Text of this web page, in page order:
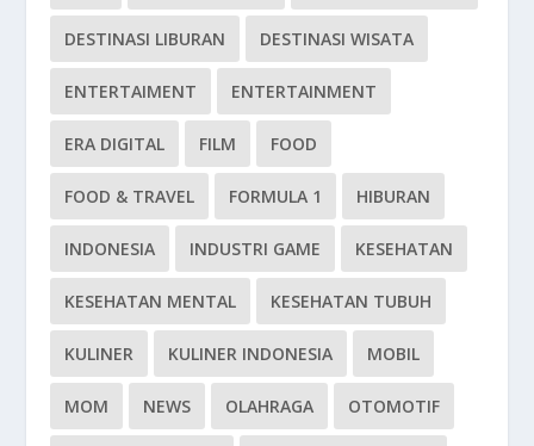
DESTINASI LIBURAN DESTINASI WISATA
ENTERTAIMENT ENTERTAINMENT
ERA DIGITAL FILM FOOD
FOOD & TRAVEL FORMULA 1 HIBURAN
INDONESIA INDUSTRI GAME KESEHATAN
KESEHATAN MENTAL KESEHATAN TUBUH
KULINER KULINER INDONESIA MOBIL
MOM NEWS OLAHRAGA OTOMOTIF